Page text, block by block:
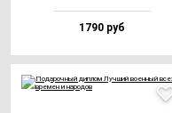
1790 руб